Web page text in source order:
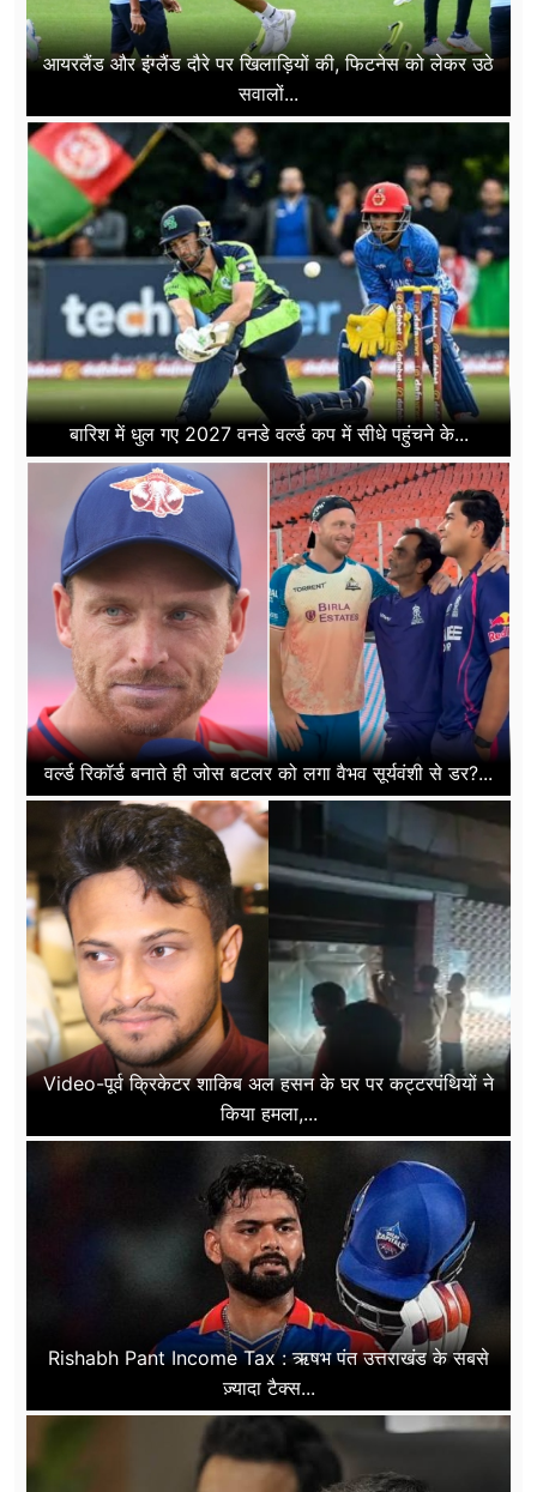
आयरलैंड और इंग्लैंड दौरे पर खिलाड़ियों की, फिटनेस को लेकर उठे
सवालों...
बारिश में धुल गए 2027 वनडे वर्ल्ड कप में सीधे पहुंचने के...
वर्ल्ड रिकॉर्ड बनाते ही जोस बटलर को लगा वैभव सूर्यवंशी से डर?...
Video-पूर्व क्रिकेटर शाकिब अल हसन के घर पर कट्टरपंथियों ने
किया हमला,...
Rishabh Pant Income Tax : ऋषभ पंत उत्तराखंड के सबसे
ज़्यादा टैक्स...